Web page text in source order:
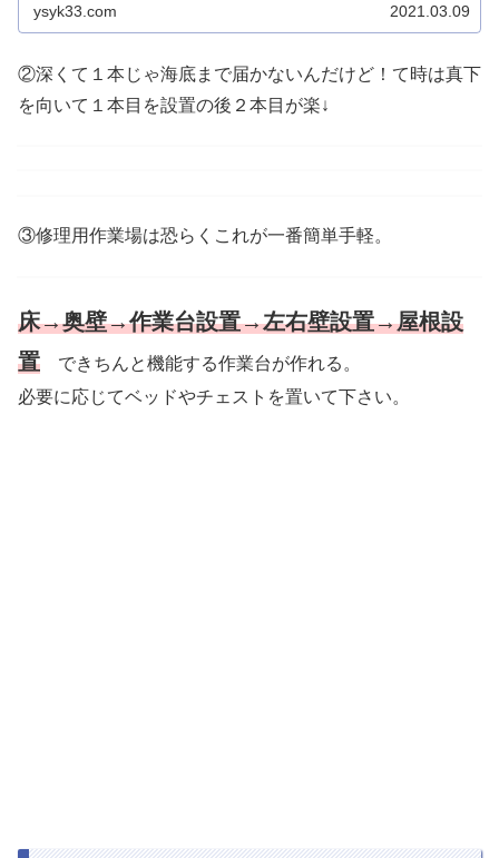
ysyk33.com 2021.03.09
②深くて１本じゃ海底まで届かないんだけど！て時は真下
を向いて１本目を設置の後２本目が楽↓
③修理用作業場は恐らくこれが一番簡単手軽。
床→奥壁→作業台設置→左右壁設置→屋根設
置 できちんと機能する作業台が作れる。
必要に応じてベッドやチェストを置いて下さい。